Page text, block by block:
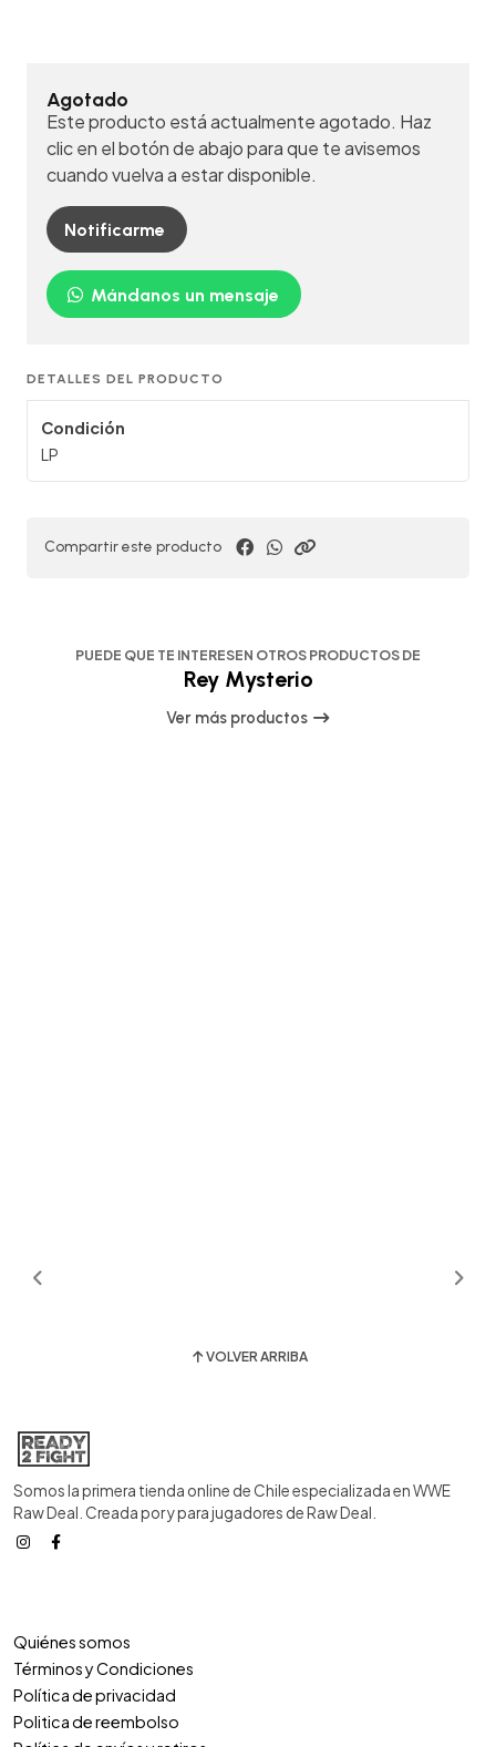
Agotado
Este producto está actualmente agotado. Haz
clic en el botón de abajo para que te avisemos
cuando vuelva a estar disponible.
Notificarme
Mándanos un mensaje
DETALLES DEL PRODUCTO
Condición
LP
Compartir este producto
PUEDE QUE TE INTERESEN OTROS PRODUCTOS DE
Rey Mysterio
Ver más productos
VOLVER ARRIBA
Somos la primera tienda online de Chile especializada en WWE
Raw Deal. Creada por y para jugadores de Raw Deal.
Quiénes somos
Términos y Condiciones
Política de privacidad
Politica de reembolso